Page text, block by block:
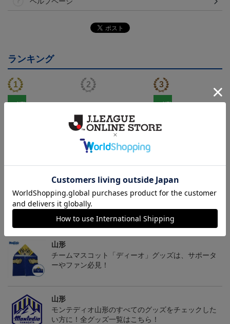
ランキング
NEW
モンテディオ山形 ピカ
チュウ タオルマフラー
2,500円
26/27オーセンティックユ
ニフォーム半袖（FP1st）
18,700円～23,760円
NEW
モンテディオ山形 ツン
ベアー タオルマフラー
2,500円
山形
チームマスコット「ディーオ」グッズは、サポータ
ーやファン必見！
山形
モンテディオ山形のすべてのグッズをチェックした
い方に！全グッズ一覧はこちら！